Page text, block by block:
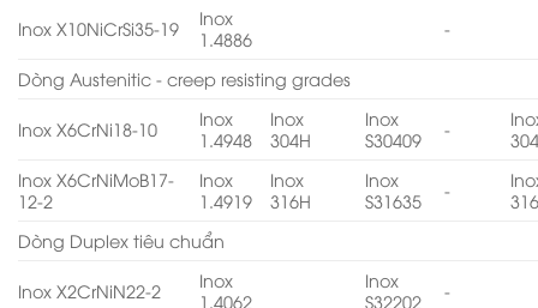
Inox X10NiCrSi35-19
Inox
1.4886
-
Dòng Austenitic - creep resisting grades
Inox X6CrNi18-10
Inox
1.4948
Inox
304H
Inox
S30409
-
Inox X6CrNiMoB17-
12-2
Inox
1.4919
Inox
316H
Inox
S31635
-
Dòng Duplex tiêu chuẩn
Inox X2CrNiN22-2
Inox
1.4062
Inox
S32202
-